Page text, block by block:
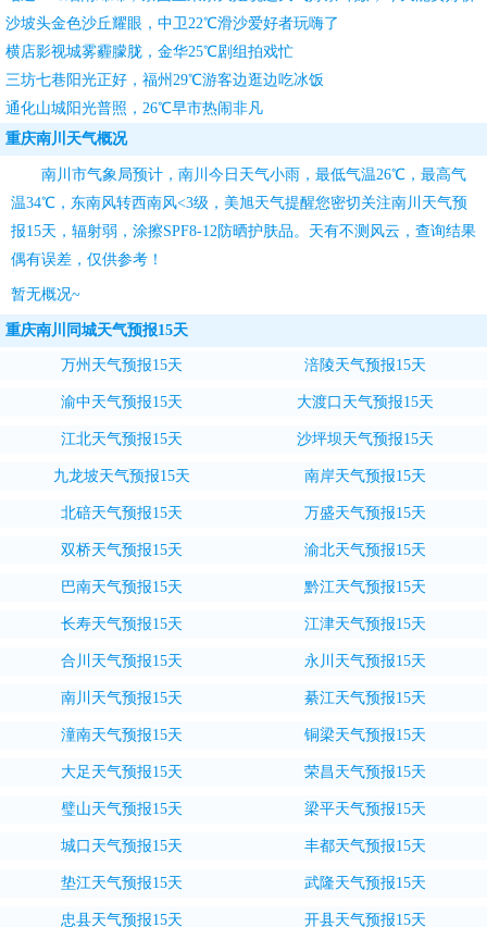
钱
沙坡头金色沙丘耀眼，中卫22℃滑沙爱好者玩嗨了
横店影视城雾霾朦胧，金华25℃剧组拍戏忙
三坊七巷阳光正好，福州29℃游客边逛边吃冰饭
通化山城阳光普照，26℃早市热闹非凡
重庆南川天气概况
南川市气象局预计，南川今日天气小雨，最低气温26℃，最高气
温34℃，东南风转西南风<3级， 美旭天气提醒您密切关注南川天气预
报15天 ，辐射弱，涂擦SPF8-12防晒护肤品。天有不测风云，查询结果
偶有误差，仅供参考！
暂无概况~
重庆南川同城天气预报15天
万州天气预报15天 涪陵天气预报15天
渝中天气预报15天 大渡口天气预报15天
江北天气预报15天 沙坪坝天气预报15天
九龙坡天气预报15天 南岸天气预报15天
北碚天气预报15天 万盛天气预报15天
双桥天气预报15天 渝北天气预报15天
巴南天气预报15天 黔江天气预报15天
长寿天气预报15天 江津天气预报15天
合川天气预报15天 永川天气预报15天
南川天气预报15天 綦江天气预报15天
潼南天气预报15天 铜梁天气预报15天
大足天气预报15天 荣昌天气预报15天
璧山天气预报15天 梁平天气预报15天
城口天气预报15天 丰都天气预报15天
垫江天气预报15天 武隆天气预报15天
忠县天气预报15天 开县天气预报15天